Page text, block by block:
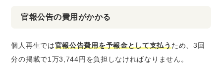
官報公告の費用がかかる
個人再生では官報公告費用を予報金として支払うため、3回
分の掲載で1万3,744円を負担しなければなりません。